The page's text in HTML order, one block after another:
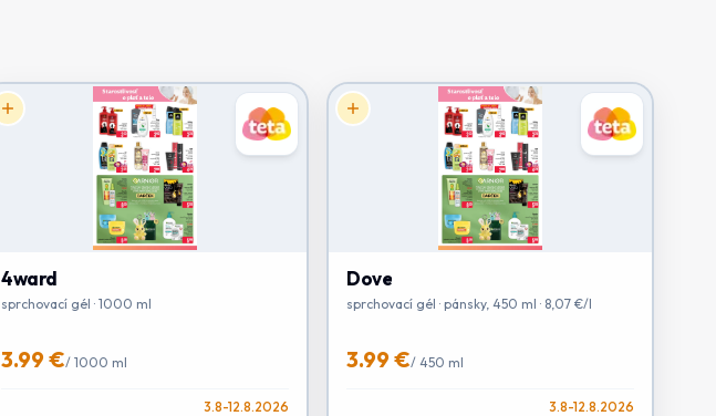
4ward
sprchovací gél · 1000 ml
3.99 €/ 1000 ml
3.8-12.8.2026
Dove
sprchovací gél · pánsky, 450 ml · 8,07 €/l
3.99 €/ 450 ml
3.8-12.8.2026